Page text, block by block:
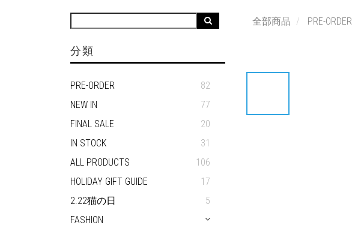
分類
PRE-ORDER
82
NEW IN
77
FINAL SALE
20
IN STOCK
31
ALL PRODUCTS
106
HOLIDAY GIFT GUIDE
17
2.22猫の日
5
FASHION
全部商品 PRE-ORDER